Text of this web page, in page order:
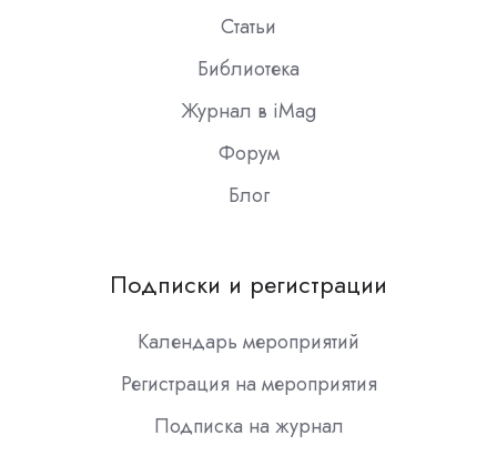
Статьи
Библиотека
Журнал в iMag
Форум
Блог
Подписки и регистрации
Календарь мероприятий
Регистрация на мероприятия
Подписка на журнал